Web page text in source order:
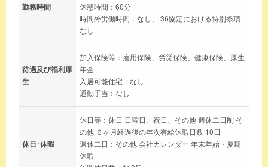
勤務時間
休憩時間：60分
時間外労働時間：なし、 36協定における特別条項
なし
待遇及び福利厚
生
加入保険等：雇用保険、労災保険、健康保険、厚生
年金
入居可能住宅：なし
通勤手当：なし
休日･休暇
休日等：休日 日曜日、祝日、その他 週休二日制 そ
の他 ６ヶ月経過後の年次有給休暇日数 10日
週休二日：その他 会社カレンダー 年末年始・夏期
休暇